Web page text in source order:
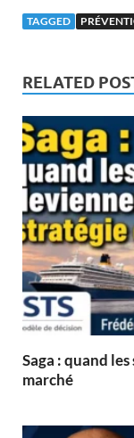
TAGGED
RELATED
Saga : quand
marché